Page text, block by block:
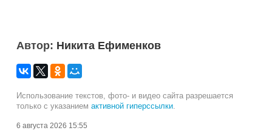
Автор: Никита Ефименков
Использование текстов, фото- и видео сайта разрешается
только с указанием активной гиперссылки
6 августа 2026 15:55